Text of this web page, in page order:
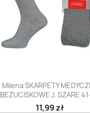
Szybki podgląd
Milena SKARPETY
BEZUCISKOWE J. SZARE
11,99 zł